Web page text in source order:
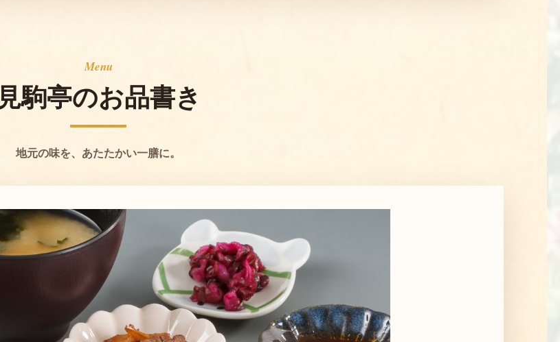
Menu
見駒亭のお品書き
地元の味を、あたたかい一膳に。